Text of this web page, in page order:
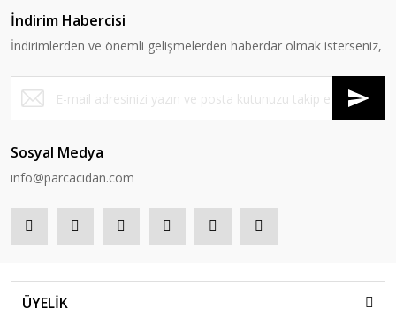
İndirim Habercisi
İndirimlerden ve önemli gelişmelerden haberdar olmak isterseniz,
Sosyal Medya
info@parcacidan.com
ÜYELİK